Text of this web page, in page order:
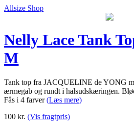
Allsize Shop
Nelly Lace Tank
M
Tank top fra JACQUELINE de YONG
ærmegab og rundt i halsudskæringen.
Fås i 4 farver(Læs mere)
100 kr. (Vis fragtpris)